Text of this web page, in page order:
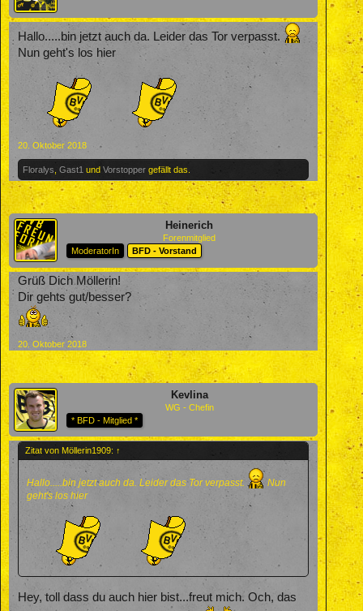
Hallo.....bin jetzt auch da. Leider das Tor verpasst.
Nun geht's los hier
20. Oktober 2018
Floralys Gast1 und Vorstopper gefällt das.
Heinerich
Forenmitglied
ModeratorIn
BFD - Vorstand
Grüß Dich Möllerin!
Dir gehts gut/besser?
20. Oktober 2018
Kevlina
WG - Chefin
* BFD - Mitglied *
Zitat von Möllerin1909: ↑
Hallo.....bin jetzt auch da. Leider das Tor verpasst.
Nun
geht's los hier
Hey, toll dass du auch hier bist...freut mich. Och, das